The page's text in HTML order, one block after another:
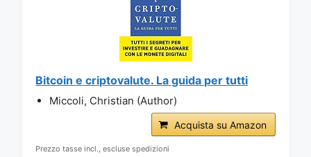
Bitcoin e criptovalute. La guida per tutti
Miccoli, Christian (Author)
Acquista su Amazon
Prezzo tasse incl., escluse spedizioni